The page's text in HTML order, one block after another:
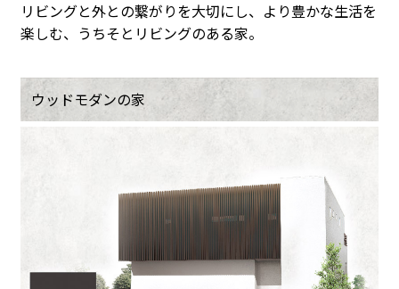
リビングと外との繋がりを大切にし、より豊かな生活を
楽しむ、うちそとリビングのある家。
ウッドモダンの家